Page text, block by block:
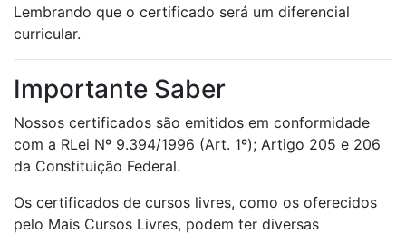
Lembrando que o certificado será um diferencial
curricular.
Importante Saber
Nossos certificados são emitidos em conformidade
com a RLei Nº 9.394/1996 (Art. 1º); Artigo 205 e 206
da Constituição Federal.
Os certificados de cursos livres, como os oferecidos
pelo Mais Cursos Livres, podem ter diversas